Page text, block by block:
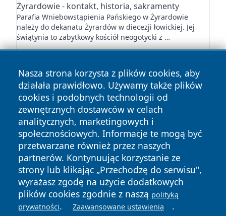
Żyrardowie - kontakt, historia, sakramenty
Parafia Wniebowstąpienia Pańskiego w Żyrardowie
należy do dekanatu Żyrardów w diecezji łowickiej. Jej
świątynia to zabytkowy kościół neogotycki z …
Nasza strona korzysta z plików cookies, aby
działała prawidłowo. Używamy także plików
cookies i podobnych technologii od
zewnętrznych dostawców w celach
analitycznych, marketingowych i
społecznościowych. Informacje te mogą być
przetwarzane również przez naszych
partnerów. Kontynuując korzystanie ze
strony lub klikając „Przechodzę do serwisu",
wyrażasz zgodę na użycie dodatkowych
plików cookies zgodnie z naszą polityką
prywatności. Zaawansowane ustawienia .
Copyright © 2026 zyrardowski24.pl Wszystkie prawa
zastrzeżone.
News Autorzy
Polityka
Prywatności
Polityka
Cookies